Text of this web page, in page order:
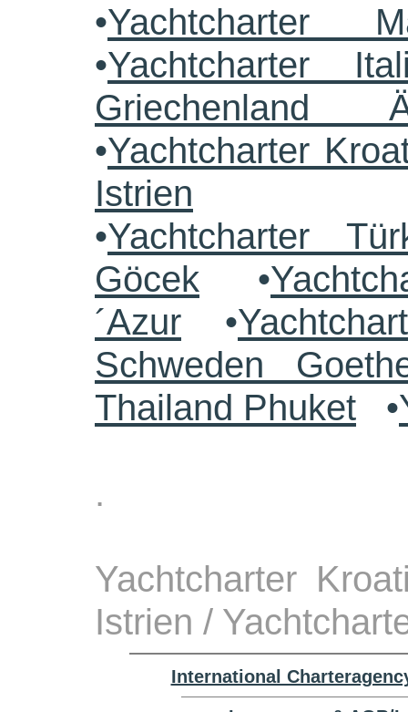
•Yachtcharter
•Yachtcharter
Griechenland
•Yachtcharter
Istrien
•Yachtcharter
Göcek •
´Azur •
Schweden
Thailand Phuket •
.
Yachtcharter
Istrien /
International